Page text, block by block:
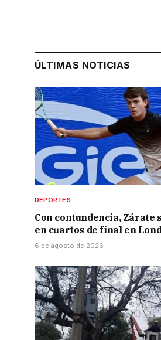
ÚLTIMAS NOTICIAS
DEPORTES
Con contundencia, Zárate
en cuartos de final en
6 de agosto de 2026